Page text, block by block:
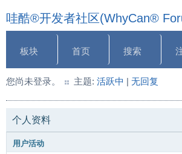
哇酷®开发者社区(WhyCan®
板块 首页 搜索
您尚未登录。 主题: 活跃中 | 无回复
个人资料
用户活动